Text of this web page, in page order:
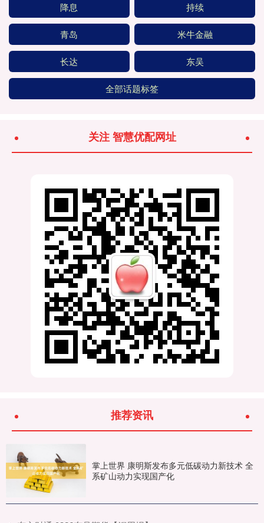
降息 持续
青岛 米牛金融
长达 东吴
全部话题标签
关注 智慧优配网址
推荐资讯
掌上世界 康明斯发布多元低碳动力新技术 全
系矿山动力实现国产化